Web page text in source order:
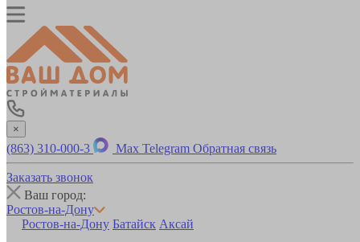
×
(863) 310-000-3 Max Telegram Обратная связь
Заказать звонок
Ваш город:
Ростов-на-Дону
Ростов-на-Дону Батайск Аксай